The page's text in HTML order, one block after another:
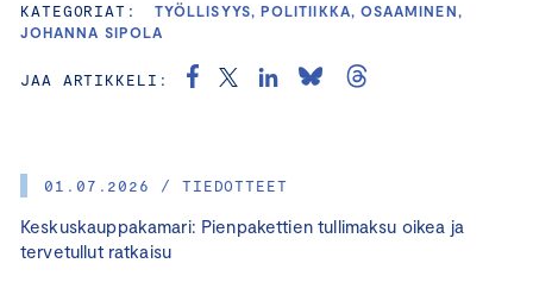
01.07.2026 / TIEDOTTEET
Keskuskauppakamari: Pienpakettien tullimaksu oikea ja
tervetullut ratkaisu
KATEGORIAT:
TYÖLLISYYS, POLITIIKKA, OSAAMINEN,
JOHANNA SIPOLA
JAA ARTIKKELI: